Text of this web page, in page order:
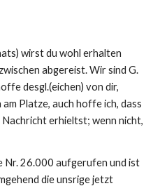
wirst du wohl erhalten
abgereist. Wir sind G.
desgl.(eichen) von dir,
Platze, auch hoffe ich, dass
erhieltst; wenn nicht,
Nr. 26.000 aufgerufen und ist
die unsrige jetzt